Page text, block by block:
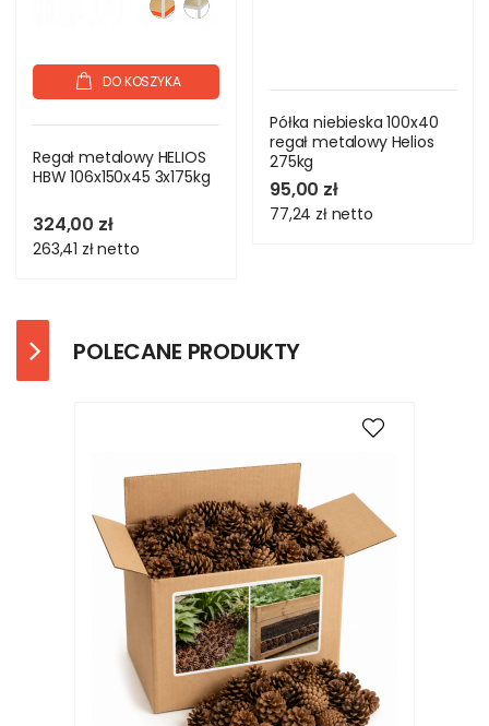
DO KOSZYKA
Regał metalowy HELIOS
HBW 106x150x45 3x175kg
324,00 zł
263,41 złnetto
Półka niebieska 100x40
regał metalowy Helios
275kg
95,00 zł
77,24 zł netto
POLECANE PRODUKTY